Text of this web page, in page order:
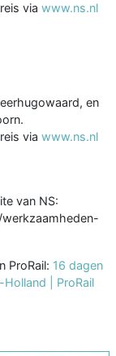
via www.ns.nl
en
via www.ns.nl
van NS:
ProRail: 16 dagen
| ProRail